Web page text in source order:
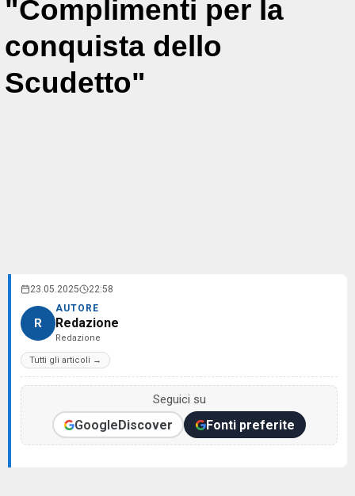
"Complimenti per la
conquista dello
Scudetto"
23.05.2025 22:58
R
AUTORE
Redazione
Redazione
Tutti gli articoli →
Seguici su
GoogleDiscover Fonti preferite